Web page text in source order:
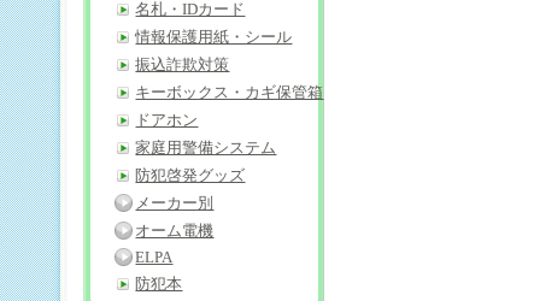
名札・IDカード
情報保護用紙・シール
振込詐欺対策
キーボックス・カギ保管箱
ドアホン
家庭用警備システム
防犯啓発グッズ
メーカー別
オーム電機
ELPA
防犯本